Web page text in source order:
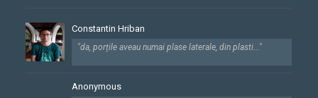
Constantin Hriban
"da, porțile aveau numai plase laterale, din plasti..."
Anonymous